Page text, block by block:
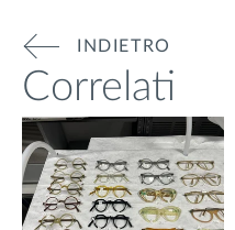
INDIETRO
Correlati